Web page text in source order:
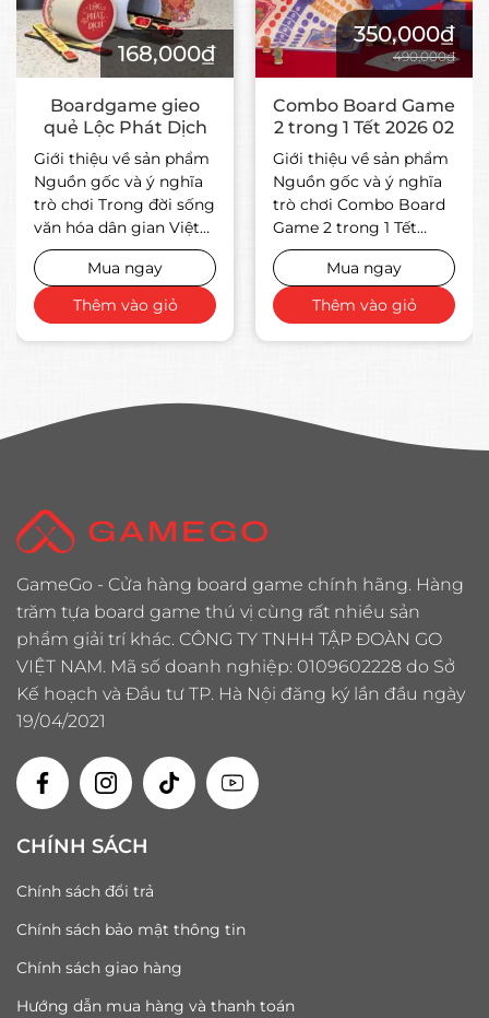
168,000₫
Boardgame gieo
quẻ Lộc Phát Dịch
Giới thiệu về sản phẩm
Nguồn gốc và ý nghĩa
trò chơi Trong đời sống
văn hóa dân gian Việt
Nam, gieo quẻ từ lâu đã
gắn liền với nhu cầu ...
Mua ngay
Thêm vào giỏ
350,000₫
490,000₫
Combo Board Game
2 trong 1 Tết 2026 02
Giới thiệu về sản phẩm
Nguồn gốc và ý nghĩa
trò chơi Combo Board
Game 2 trong 1 Tết
2026 02 là sự kết hợp
độc đáo giữa hai trò
chơi dân gian ...
Mua ngay
Thêm vào giỏ
GameGo - Cửa hàng board game chính hãng. Hàng
trăm tựa board game thú vị cùng rất nhiều sản
phẩm giải trí khác. CÔNG TY TNHH TẬP ĐOÀN GO
VIỆT NAM. Mã số doanh nghiệp: 0109602228 do Sở
Kế hoạch và Đầu tư TP. Hà Nội đăng ký lần đầu ngày
19/04/2021
CHÍNH SÁCH
Chính sách đổi trả
Chính sách bảo mật thông tin
Chính sách giao hàng
Hướng dẫn mua hàng và thanh toán